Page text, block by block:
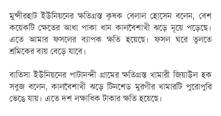
‎মুন্সীরহাট ইউনিয়নের ক্ষতিগ্রস্ত কৃষক বেলাল হোসেন বলেন, বেশ
কয়েকটি ক্ষেতের আধা পাকা ধান কালবৈশাখী ঝড়ে নূয়ে পড়েছে।
এতে আমার ফসলের ব্যাপক ক্ষতি হয়েছে। ফসল ঘরে তুলতে
শ্রমিকের ব্যয় বেড়ে যাবে।
‎বাতিসা ইউনিয়নের পাটানন্দী গ্রামের ক্ষতিগ্রস্ত খামারী জিয়াউল হক
সবুজ বলেন, কালবৈশাখী ঝড়ে টিনশেড মুরগীর খামারটি পুরোপুরি
ভেঙে যায়। এতে দশ লক্ষাধিক টাকার ক্ষতি হয়েছে।